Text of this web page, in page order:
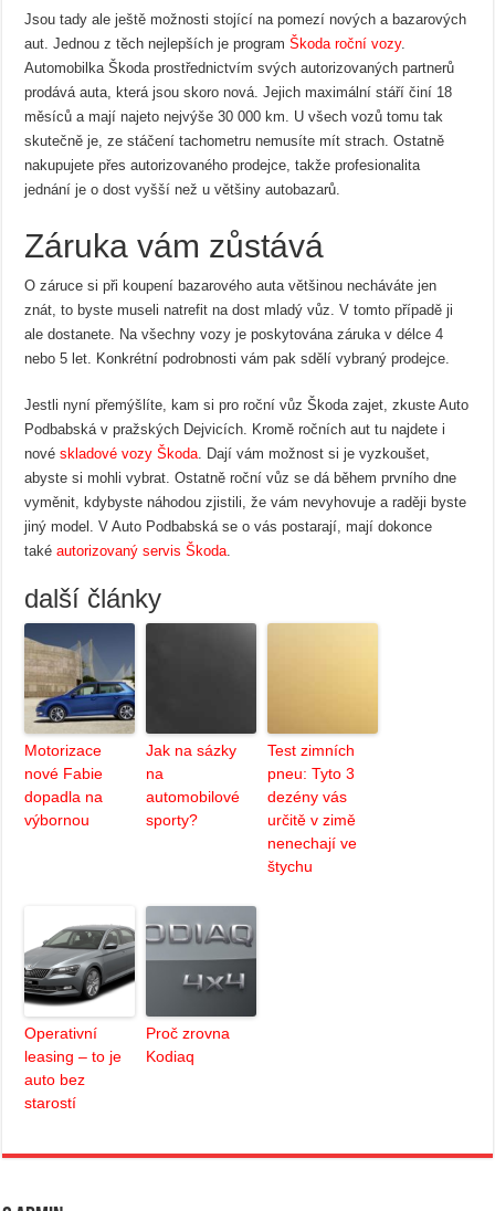
Jsou tady ale ještě možnosti stojící na pomezí nových a bazarových
aut. Jednou z těch nejlepších je programŠkoda roční vozy.
Automobilka Škoda prostřednictvím svých autorizovaných partnerů
prodává auta, která jsou skoro nová. Jejich maximální stáří činí 18
měsíců a mají najeto nejvýše 30 000 km. U všech vozů tomu tak
skutečně je, ze stáčení tachometru nemusíte mít strach. Ostatně
nakupujete přes autorizovaného prodejce, takže profesionalita
jednání je o dost vyšší než u většiny autobazarů.
Záruka vám zůstává
O záruce si při koupení bazarového auta většinou necháváte jen
znát, to byste museli natrefit na dost mladý vůz. V tomto případě ji
ale dostanete. Na všechny vozy je poskytována záruka v délce 4
nebo 5 let. Konkrétní podrobnosti vám pak sdělí vybraný prodejce.
Jestli nyní přemýšlíte, kam si pro roční vůz Škoda zajet, zkuste Auto
Podbabská v pražských Dejvicích. Kromě ročních aut tu najdete i
novéskladové vozy Škoda. Dají vám možnost si je vyzkoušet,
abyste si mohli vybrat. Ostatně roční vůz se dá během prvního dne
vyměnit, kdybyste náhodou zjistili, že vám nevyhovuje a raději byste
jiný model. V Auto Podbabská se o vás postarají, mají dokonce
takéautorizovaný servis Škoda.
další články
Motorizace
nové Fabie
dopadla na
výbornou
Jak na sázky
na
automobilové
sporty?
Test zimních
pneu: Tyto 3
dezény vás
určitě v zimě
nenechají ve
štychu
Operativní
leasing – to je
auto bez
starostí
Proč zrovna
Kodiaq